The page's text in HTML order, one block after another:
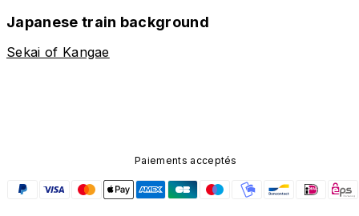
Japanese train background
Sekai of Kangae
Paiements acceptés